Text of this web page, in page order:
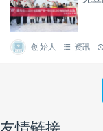
创始人 资讯
友情链接